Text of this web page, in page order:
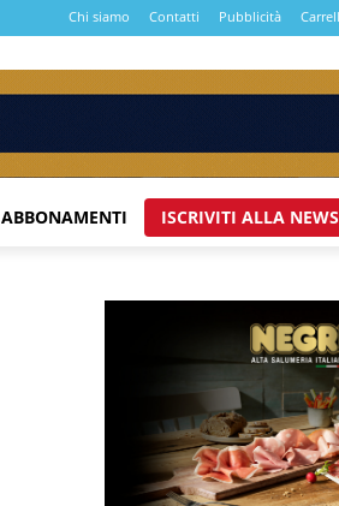
Chi siamo Contatti Pubblicità
ABBONAMENTI ISCRIVITI ALLA